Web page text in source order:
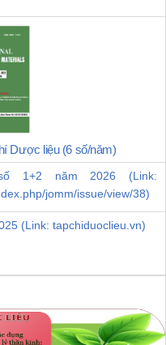
Dược liệu (6 số/năm)
1+2 năm 2026 (Link:
jomm/issue/view/38)
(Link: tapchiduoclieu.vn)